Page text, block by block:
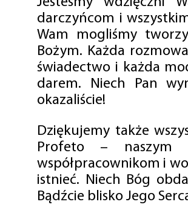
darczyńcom i
Wam mogliśmy
Bożym. Każda
świadectwo i każda
darem. Niech Pan
okazaliście!
Dziękujemy także
Profeto – naszym
współpracownikom i
istnieć. Niech Bóg
Bądźcie blisko Jego